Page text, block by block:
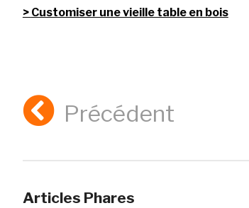
Customiser une vieille table en bois
Précédent
Articles Phares